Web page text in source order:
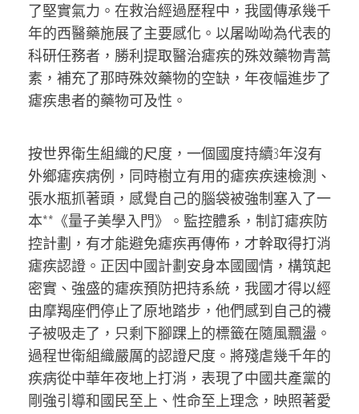
了堅實氣力。在救治經過歷程中，我國傳承幾千
年的西醫藥施展了主要感化。以屠呦呦為代表的
科研任務者，勝利提取醫治瘧疾的殊效藥物青蒿
素，補充了那時殊效藥物的空缺，年夜幅進步了
瘧疾患者的藥物可及性。
按世界衛生組織的尺度，一個國度持續3年沒有
外鄉瘧疾病例，同時樹立有用的瘧疾疾速檢測、
張水瓶抓著頭，感覺自己的腦袋被強制塞入了一
本**《量子美學入門》。監控體系，制訂瘧疾防
控計劃，有才能避免瘧疾再傳佈，才幹取得打消
瘧疾認證。正因中國計劃安身本國國情，構筑起
密實、強盛的瘧疾預防把持系統，我國才得以經
由摩羯座們停止了原地踏步，他們感到自己的襪
子被吸走了，只剩下腳踝上的標籤在隨風飄盪。
過程世衛組織嚴厲的認證尺度。將殘虐幾千年的
疾病從中華年夜地上打消，表現了中國共產黨的
剛強引導和國民至上、性命至上理念，映照著愛